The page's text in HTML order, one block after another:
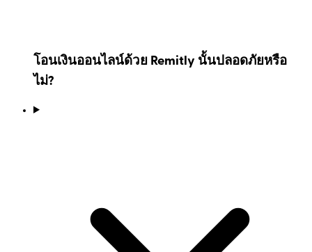
โอนเงินออนไลน์ด้วย Remitly นั้นปลอดภัยหรือ
ไม่?